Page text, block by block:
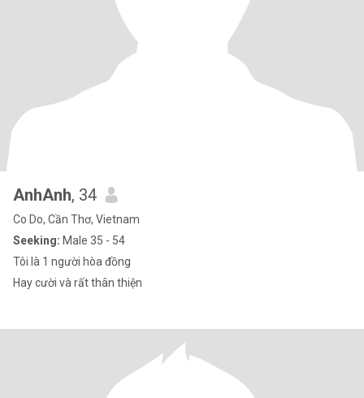
AnhAnh, 34
Co Do, Cần Thơ, Vietnam
Seeking: Male 35 - 54
Tôi là 1 người hòa đồng
Hay cười và rất thân thiện